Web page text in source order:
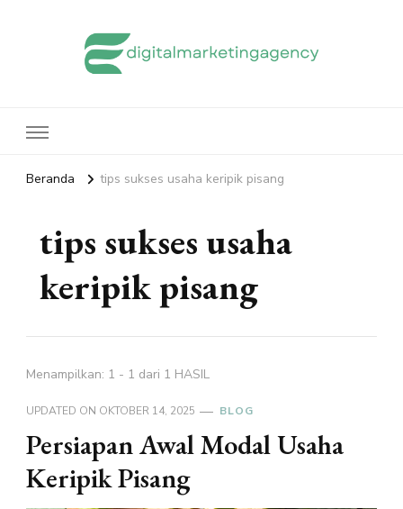
Beranda tips sukses usaha keripik pisang
tips sukses usaha
keripik pisang
Menampilkan: 1 - 1 dari 1 HASIL
UPDATED ON OKTOBER 14, 2025 BLOG
Persiapan Awal Modal Usaha
Keripik Pisang